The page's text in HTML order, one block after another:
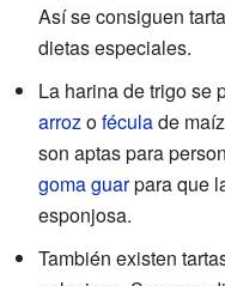
Así se consiguen
dietas especiales.
La harina de trigo se
arrozoféculade
son aptas para
goma guarpara que
esponjosa.
También existen